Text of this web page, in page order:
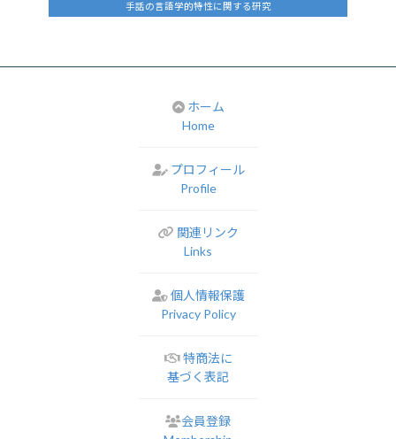
手話の言語学的特性に関する研究
ホーム
Home
プロフィール
Profile
関連リンク
Links
個人情報保護
Privacy Policy
特商法に
基づく表記
会員登録